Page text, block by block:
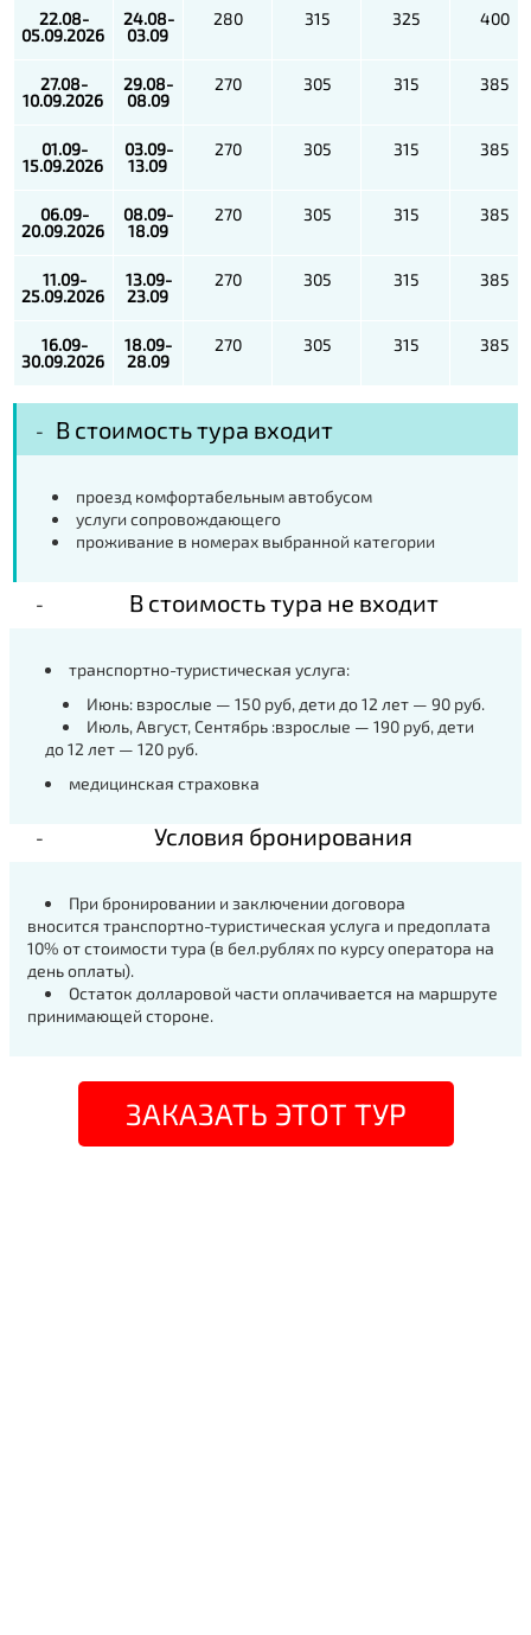
22.08-
05.09.2026
24.08-
03.09
280 315 325 400
27.08-
10.09.2026
29.08-
08.09
270 305 315 385
01.09-
15.09.2026
03.09-
13.09
270 305 315 385
06.09-
20.09.2026
08.09-
18.09
270 305 315 385
11.09-
25.09.2026
13.09-
23.09
270 305 315 385
16.09-
30.09.2026
18.09-
28.09
270 305 315 385
В стоимость тура входит
проезд комфортабельным автобусом
услуги сопровождающего
проживание в номерах выбранной категории
В стоимость тура не входит
транспортно-туристическая услуга:
Июнь: взрослые — 150 руб, дети до 12 лет — 90 руб.
Июль, Август, Сентябрь :взрослые — 190 руб, дети
до 12 лет — 120 руб.
медицинская страховка
Условия бронирования
При бронировании и заключении договора
вносится транспортно-туристическая услуга и предоплата
10% от стоимости тура (в бел.рублях по курсу оператора на
день оплаты).
Остаток долларовой части оплачивается на маршруте
принимающей стороне.
ЗАКАЗАТЬ ЭТОТ ТУР